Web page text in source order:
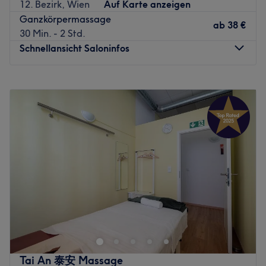
möchtest, kannst du gerne vorbeikommen und deinen
persönlichen Wunschtermin im Vorfeld online oder per
App mit Treatwell buchen.
Asien-Feeling und wirst dabei ausführlich auf Deutsch,
Englisch oder Thai beraten, sodass gezielt auf deine
Wünsche und Probleme eingegangen werden kann. Die
Profis von 3Sarana sind allesamt auf authentische Thai
Massage spezialisiert und verwenden bewährte
Methoden, die ganz besonders auch auf die Entspannung
der Nacken-, Schultern- und Kopfmuskulatur abzielen.
Worauf also noch warten? Komm vorbei und lass dich bei
einem selbst gemachten gesunden Tee verwöhnen oder
probiere gleich traditionelle, thailändische
Erfrischungsgetränke.
Zurück zur Salonansicht
12. Bezirk, Wien
Auf Karte anzeigen
Ganzkörpermassage
30 Min. - 2 Std.
ab 38 €
Schnellansicht Saloninfos
10:00–20:00
Mittwoch
10:00–20:00
Donnerstag
10:00–20:00
20:00
20:00
Geschlossen
Der Alltagsstress schlägt dir aufs Gemüt und dein
Schulter- und Nackenbereich meldet sich immer häufiger
ungefragt? Bei Jianli Massage in Wien im 12. Bezirk
findest du Raum zum Ankommen und Luft holen. Such dir
einfach eine der vielen, tollen Massagen aus und freu
Tai An 泰安 Massage